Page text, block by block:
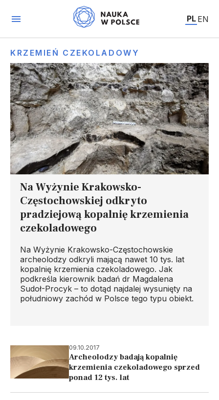
PL EN
KRZEMIEŃ CZEKOLADOWY
Na Wyżynie Krakowsko-
Częstochowskiej odkryto
pradziejową kopalnię krzemienia
czekoladowego
Na Wyżynie Krakowsko-Częstochowskie
archeolodzy odkryli mającą nawet 10 tys. lat
kopalnię krzemienia czekoladowego. Jak
podkreśla kierownik badań dr Magdalena
Sudoł-Procyk – to dotąd najdalej wysunięty na
południowy zachód w Polsce tego typu obiekt.
09.10.2017
Archeolodzy badają kopalnię
krzemienia czekoladowego sprzed
ponad 12 tys. lat